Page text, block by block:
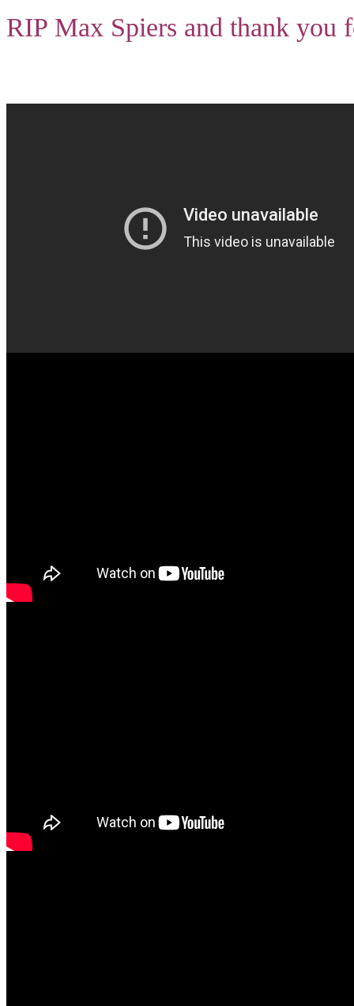
RIP Max Spiers and thank you